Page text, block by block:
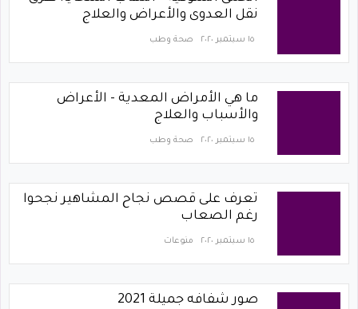
نقل العدوى والأعراض والعلاج
١٥ سبتمبر ٢٠٢٠ صحة وطب
ما هي الأمراض المعدية - الأعراض
والأسباب والعلاج
١٥ سبتمبر ٢٠٢٠ صحة وطب
تعرف على قصص نجاح المشاهير نجحوا
رغم الصعاب
١٥ سبتمبر ٢٠٢٠ منوعات
صور شفافه جميلة 2021